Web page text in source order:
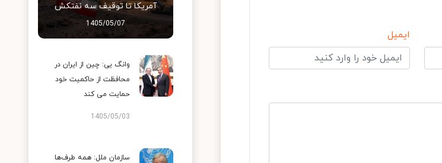
ایمیل
آمریکا تا توقیف سه نفتکش
1405/05/07
وانگ یی: چین از ایران در
محافظت از حاکمیت خود
حمایت می کند
1405/05/03
سازمان ملل: همه طرف‌ها